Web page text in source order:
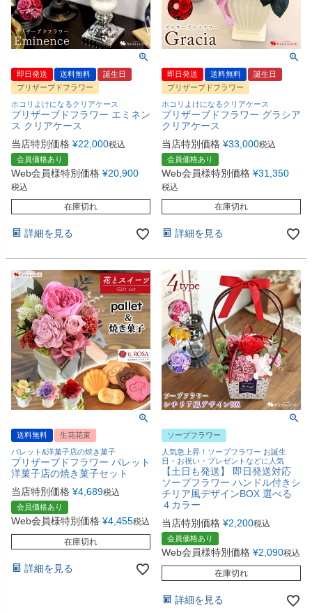
即日発送 送料無料
誕生日
プリザーブドフラワー
ホコリよけになるクリアケース
プリザーブドフラワー エミネン
ス クリアケース
当店特別価格 ¥22,000税込
会員価格あり
Web会員様特別価格 ¥20,900
税込
在庫切れ
詳細を見る
即日発送 送料無料
誕生日
プリザーブドフラワー
ホコリよけになるクリアケース
プリザーブドフラワー グラシア
クリアケース
当店特別価格 ¥33,000税込
会員価格あり
Web会員様特別価格 ¥31,350
税込
在庫切れ
詳細を見る
送料無料
生花花束
パレット&洋菓子店の焼き菓子
プリザーブドフラワー パレット
洋菓子店の焼き菓子セット
当店特別価格 ¥4,689税込
会員価格あり
Web会員様特別価格 ¥4,455税込
在庫切れ
詳細を見る
ソープフラワー
人気急上昇！ソープフラワー お誕生
日・お祝い・プレゼントなどに人気
【土日も発送】 即日発送対応
ソープフラワー ハンドル付きシ
チリア風デザインBOX 選べる
４カラー
当店特別価格 ¥2,200税込
会員価格あり
Web会員様特別価格 ¥2,090税込
在庫切れ
詳細を見る